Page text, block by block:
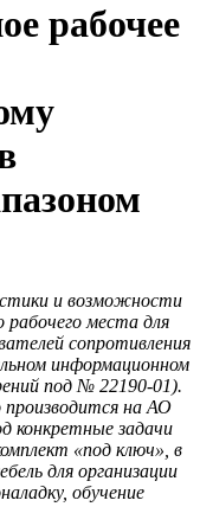
рабочее
и возможности
рабочего места для
сопротивления
информационном
под № 22190‑01).
на АО
конкретные задачи
«под ключ», в
для организации
обучение